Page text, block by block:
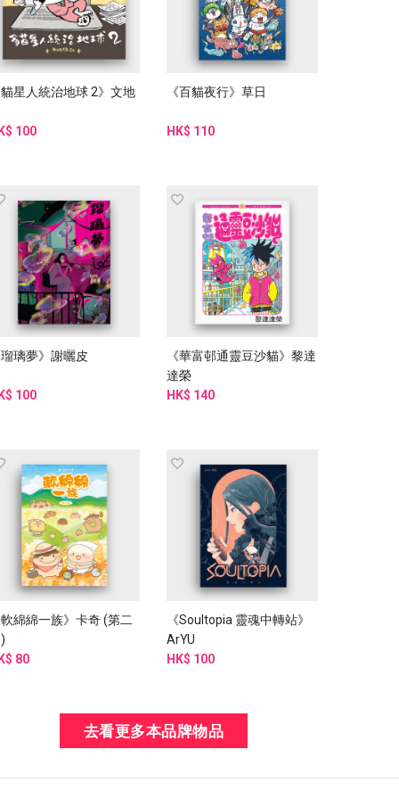
貓星人統治地球 2》文地
100
《百貓夜行》草日
HK$ 110
瑠璃夢》謝曬皮
100
《華富邨通靈豆沙貓》黎達
達榮
HK$ 140
軟綿綿一族》卡奇 (第二
80
《Soultopia 靈魂中轉站》
ArYU
HK$ 100
去看更多本品牌物品